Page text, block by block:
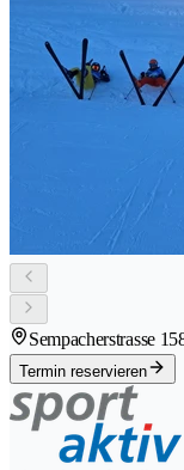
Sempacherstrasse 15
Termin reservieren